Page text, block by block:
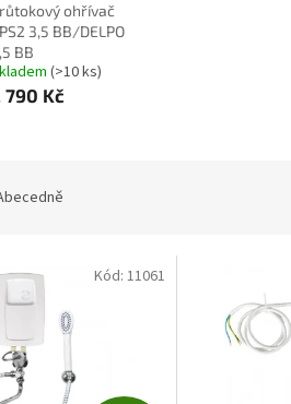
ohřívač
3,5 BB/DELPO
BB
(>10 ks)
790 Kč
Kód: 11061